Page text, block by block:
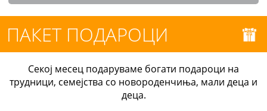
ПАКЕТ ПОДАРОЦИ
Секој месец подаруваме богати подароци на
трудници, семејства со новороденчиња, мали деца и
деца.